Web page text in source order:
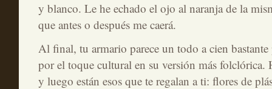
y blanco. Le he echado el ojo al naranja de la
que antes o después me caerá.
Al final, tu armario parece un todo a cien
por el toque cultural en su versión más folclórica.
y luego están esos que te regalan a ti: flores de